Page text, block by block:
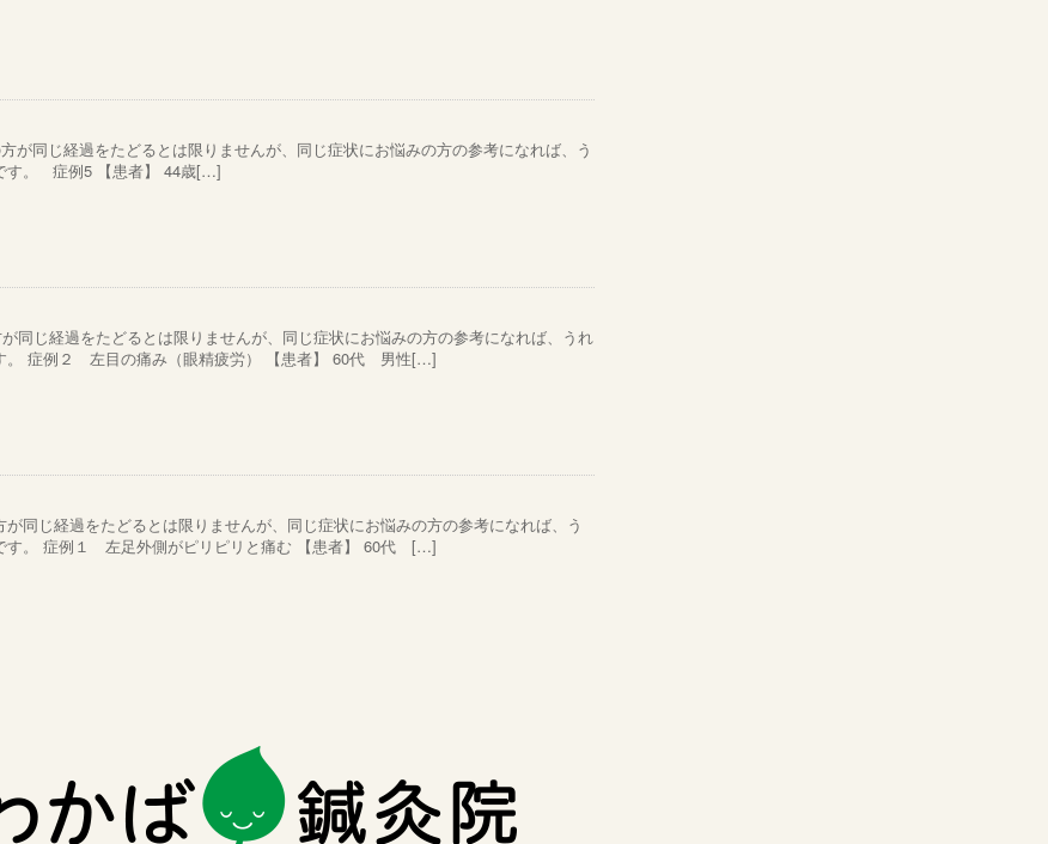
が同じ経過をたどるとは限りませんが、同じ症状にお悩みの方の参考になれば、う
す。 症例5 【患者】 44歳[…]
同じ経過をたどるとは限りませんが、同じ症状にお悩みの方の参考になれば、うれ
。 症例２ 左目の痛み（眼精疲労） 【患者】 60代 男性[…]
同じ経過をたどるとは限りませんが、同じ症状にお悩みの方の参考になれば、う
す。 症例１ 左足外側がピリピリと痛む 【患者】 60代 […]